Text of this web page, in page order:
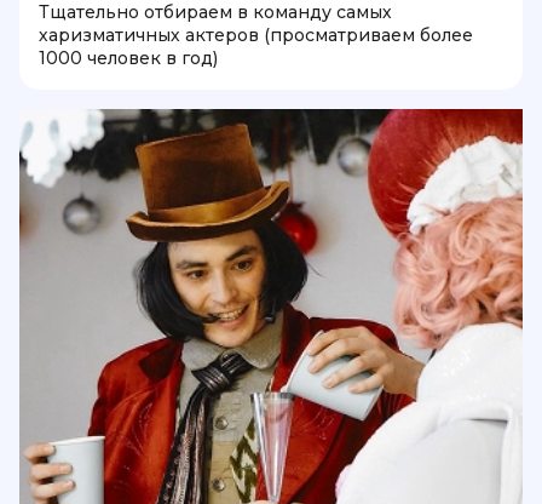
Тщательно отбираем в команду самых
харизматичных актеров (просматриваем более
1000 человек в год)